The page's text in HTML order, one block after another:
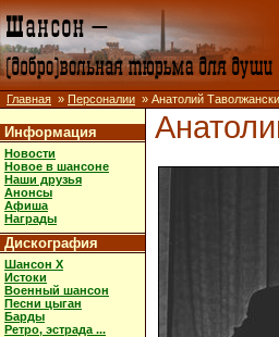
Главная » Персоналии » Анатолий
Информация
Новости
Новое в шансоне
Наши друзья
Анонсы
Афиша
Награды
Дискография
Шансон X
Истоки
Военный шансон
Песни цыган
Барды
Ретро, эстрада ...